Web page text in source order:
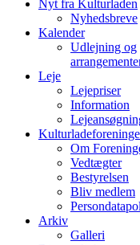
Nyt fra Kulturladen
Nyhedsbreve
Kalender
Udlejning og
Leje
Lejepriser
Information
Om
Vedtægter
Bestyrelsen
Bliv medlem
Arkiv
Galleri